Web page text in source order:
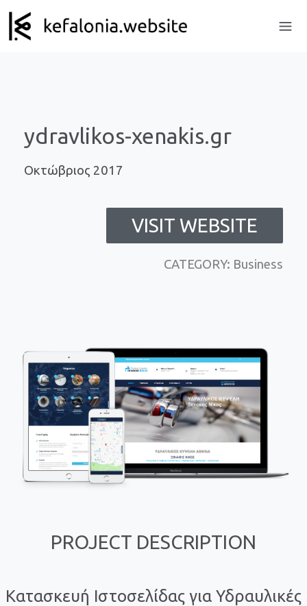
ydravlikos-xenakis.gr
Οκτώβριος 2017
VISIT WEBSITE
CATEGORY: Business
PROJECT DESCRIPTION
Κατασκευή Ιστοσελίδας για Υδραυλικές